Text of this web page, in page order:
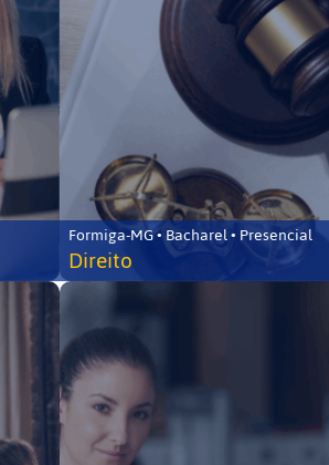
Formiga-MG • Bacharel • Presencial
Direito